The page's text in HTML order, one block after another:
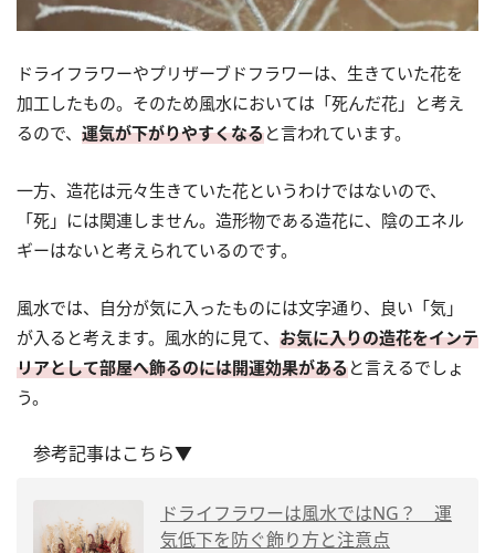
ドライフラワーやプリザーブドフラワーは、生きていた花を
加工したもの。そのため風水においては「死んだ花」と考え
るので、 運気が下がりやすくなると言われています。
一方、造花は元々生きていた花というわけではないので、
「死」には関連しません。造形物である造花に、陰のエネル
ギーはないと考えられているのです。
風水では、自分が気に入ったものには文字通り、良い「気」
が入ると考えます。風水的に見て、 お気に入りの造花をインテ
リアとして部屋へ飾るのには開運効果があると言えるでしょ
う。
参考記事はこちら▼
ドライフラワーは風水ではNG？ 運
気低下を防ぐ飾り方と注意点